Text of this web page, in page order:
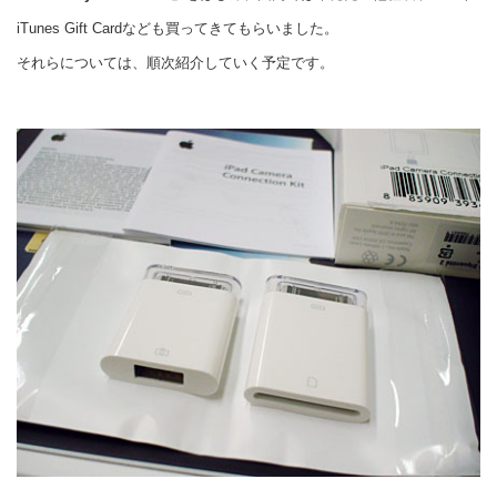
iTunes Gift Cardなども買ってきてもらいました。
それらについては、順次紹介していく予定です。